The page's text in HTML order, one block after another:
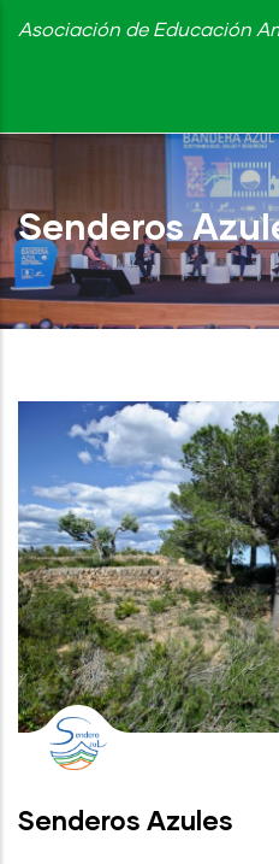
Skip
content
Asociación de Educación
Senderos
Senderos Azules